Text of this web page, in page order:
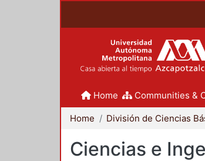
Home Communities &
Home
Ciencias e